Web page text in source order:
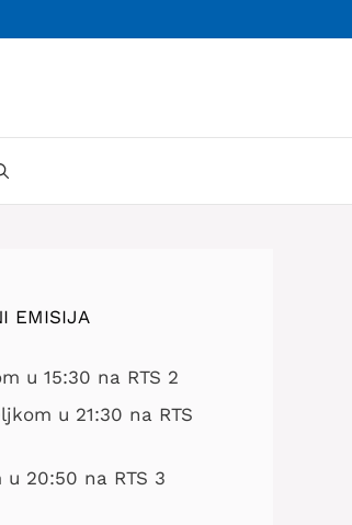
EMISIJA
u 15:30 na RTS 2
u 21:30 na RTS
u 20:50 na RTS 3